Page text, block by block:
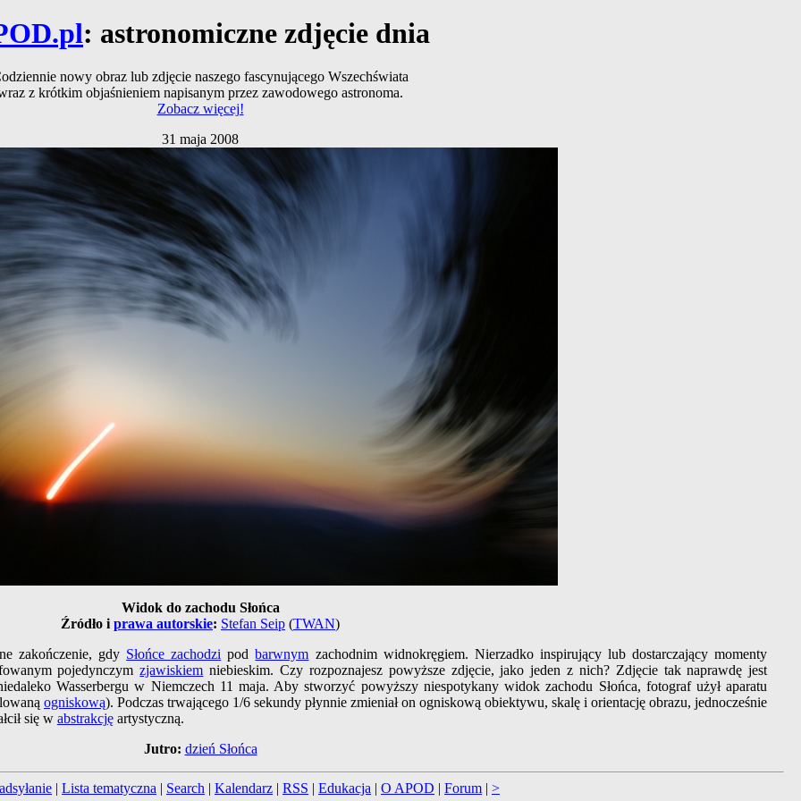
: astronomiczne zdjęcie dnia
nowy obraz lub zdjęcie naszego fascynującego Wszechświata
z krótkim objaśnieniem napisanym przez zawodowego astronoma.
Zobacz więcej!
31 maja 2008
Widok do zachodu Słońca
Źródło i prawa autorskie: Stefan Seip (TWAN)
zakończenie, gdy Słońce zachodzi podbarwnym zachodnim widnokręgiem. Nierzadko inspirujący lub dostarczający momenty
pojedynczymzjawiskiem niebieskim. Czy rozpoznajesz powyższe zdjęcie, jako jeden z nich? Zdjęcie tak naprawdę jest
Wasserbergu w Niemczech 11 maja. Aby stworzyć powyższy niespotykany widok zachodu Słońca, fotograf użył aparatu
ogniskową). Podczas trwającego 1/6 sekundy płynnie zmieniał on ogniskową obiektywu, skalę i orientację obrazu, jednocześnie
się w abstrakcjęartystyczną.
Jutro: dzień Słońca
| Lista tematyczna | Search | Kalendarz | RSS | Edukacja | O APOD | Forum | >